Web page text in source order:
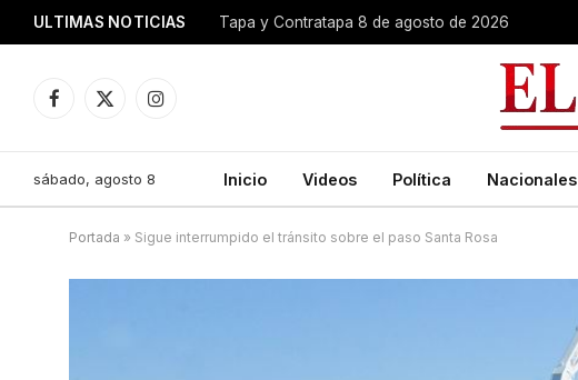
ULTIMAS NOTICIAS Tapa y Contratapa 8 de agosto de 2026
Facebook
X
Instagram
sábado, agosto 8 Inicio Videos Política Nacionales
Portada » Sigue interrumpido el tránsito sobre el paso Santa Rosa